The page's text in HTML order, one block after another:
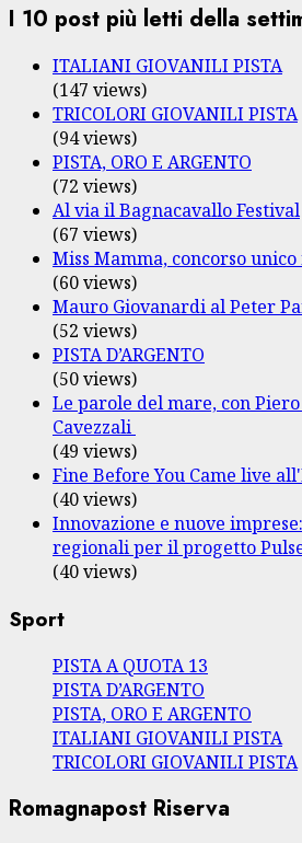
I 10 post più letti della
ITALIANI GIOVANILI PISTA
(147 views)
TRICOLORI GIOVANILI PISTA
(94 views)
PISTA, ORO E ARGENTO
(72 views)
Al via il Bagnacavallo Festival
(67 views)
Miss Mamma, concorso
(60 views)
Mauro Giovanardi al Peter
(52 views)
PISTA D’ARGENTO
(50 views)
Le parole del mare, con
Cavezzali
(49 views)
Fine Before You Came live
(40 views)
Innovazione e nuove
regionali per il progetto
(40 views)
Sport
PISTA A QUOTA 13
PISTA D’ARGENTO
PISTA, ORO E ARGENTO
ITALIANI GIOVANILI PISTA
TRICOLORI GIOVANILI PISTA
Romagnapost Riserva